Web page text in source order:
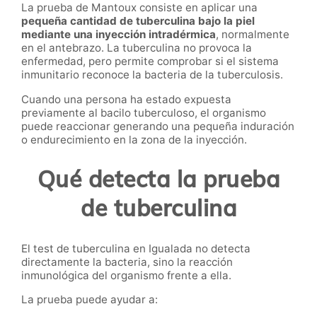
La prueba de Mantoux consiste en aplicar una
pequeña cantidad de tuberculina bajo la piel
mediante una inyección intradérmica, normalmente
en el antebrazo. La tuberculina no provoca la
enfermedad, pero permite comprobar si el sistema
inmunitario reconoce la bacteria de la tuberculosis.
Cuando una persona ha estado expuesta
previamente al bacilo tuberculoso, el organismo
puede reaccionar generando una pequeña induración
o endurecimiento en la zona de la inyección.
Qué detecta la prueba
de tuberculina
El test de tuberculina en Igualada no detecta
directamente la bacteria, sino la reacción
inmunológica del organismo frente a ella.
La prueba puede ayudar a: